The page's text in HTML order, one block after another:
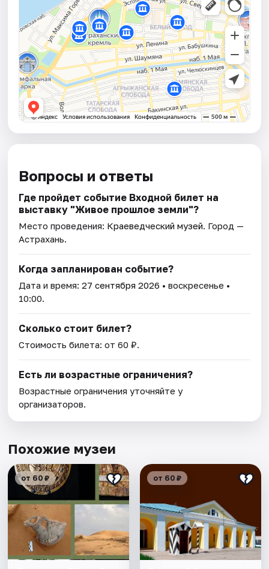
Вопросы и ответы
Где пройдет событие Входной билет на
выставку "Живое прошлое земли"?
Место проведения: Краеведческий музей. Город —
Астрахань.
Когда запланирован событие?
Дата и время:27 сентября 2026 • воскресенье •
10:00.
Сколько стоит билет?
Стоимость билета: от 60 ₽.
Есть ли возрастные ограничения?
Возрастные ограничения уточняйте у
организаторов.
Похожие музеи
от 60 ₽ от 60 ₽